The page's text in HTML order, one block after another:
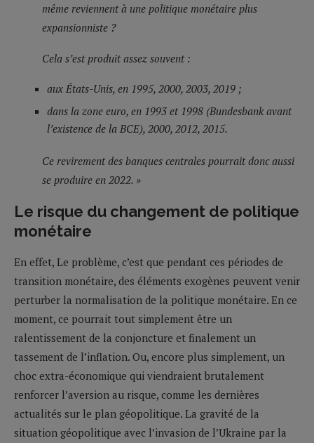
même reviennent à une politique monétaire plus
expansionniste ?
Cela s’est produit assez souvent :
aux États-Unis, en 1995, 2000, 2003, 2019 ;
dans la zone euro, en 1993 et 1998 (Bundesbank avant
l’existence de la BCE), 2000, 2012, 2015.
Ce revirement des banques centrales pourrait donc aussi
se produire en 2022. »
Le risque du changement de politique
monétaire
En effet, Le problème, c’est que pendant ces périodes de
transition monétaire, des éléments exogènes peuvent venir
perturber la normalisation de la politique monétaire. En ce
moment, ce pourrait tout simplement être un
ralentissement de la conjoncture et finalement un
tassement de l’inflation. Ou, encore plus simplement, un
choc extra-économique qui viendraient brutalement
renforcer l’aversion au risque, comme les dernières
actualités sur le plan géopolitique. La gravité de la
situation géopolitique avec l’invasion de l’Ukraine par la